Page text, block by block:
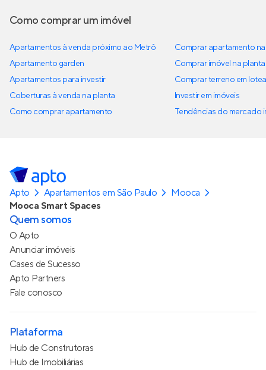
Como comprar um imóvel
Apartamentos à venda próximo ao Metrô
Apartamento garden
Apartamentos para investir
Coberturas à venda na planta
Como comprar apartamento
Comprar apartamento
Comprar imóvel na planta
Comprar terreno em
Investir em imóveis
Tendências do mercado
Apto Apartamentos em São Paulo
Mooca
Mooca Smart Spaces
Quem somos
O Apto
Anunciar imóveis
Cases de Sucesso
Apto Partners
Fale conosco
Plataforma
Hub de Construtoras
Hub de Imobiliárias